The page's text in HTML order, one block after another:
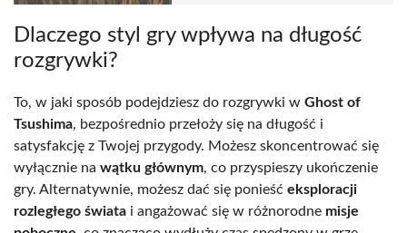
Dlaczego styl gry wpływa na długość
rozgrywki?
To, w jaki sposób podejdziesz do rozgrywki w Ghost of
Tsushima, bezpośrednio przełoży się na długość i
satysfakcję z Twojej przygody. Możesz skoncentrować się
wyłącznie na wątku głównym, co przyspieszy ukończenie
gry. Alternatywnie, możesz dać się ponieść eksploracji
rozległego świata i angażować się w różnorodne misje